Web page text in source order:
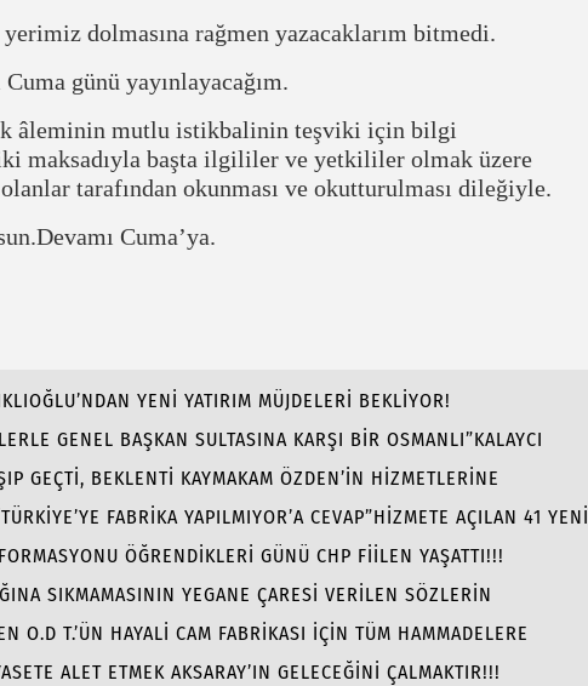
dolmasına rağmen yazacaklarım bitmedi.
günü yayınlayacağım.
âleminin mutlu istikbalinin teşviki için bilgi
maksadıyla başta ilgililer ve yetkililer olmak üzere
tarafından okunması ve okutturulması dileğiyle.
Cuma’ya.
YENİ YATIRIM MÜJDELERİ BEKLİYOR!
GENEL BAŞKAN SULTASINA KARŞI BİR OSMANLI”KALAYCI
GEÇTİ, BEKLENTİ KAYMAKAM ÖZDEN’İN HİZMETLERİNE
FABRİKA YAPILMIYOR’A CEVAP”HİZMETE AÇILAN 41 YENİ
ÖĞRENDİKLERİ GÜNÜ CHP FİİLEN YAŞATTI!!!
SIKMAMASININ YEGANE ÇARESİ VERİLEN SÖZLERİN
O.D T.’ÜN HAYALİ CAM FABRİKASI İÇİN TÜM HAMMADELERE
ALET ETMEK AKSARAY’IN GELECEĞİNİ ÇALMAKTIR!!!